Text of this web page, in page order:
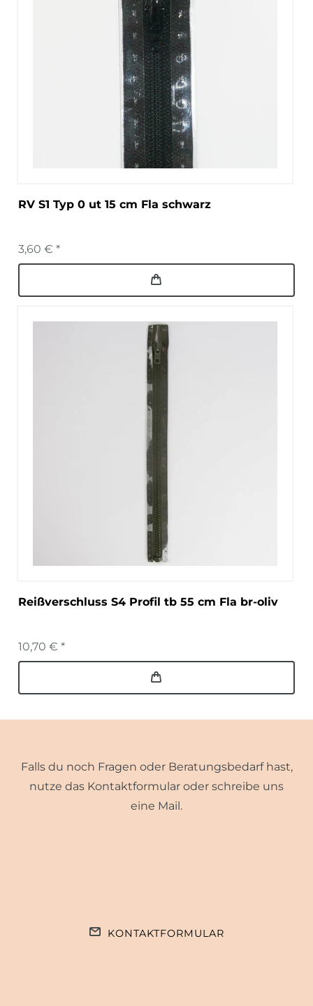
RV S1 Typ 0 ut 15 cm Fla schwarz
3,60 € *
Reißverschluss S4 Profil tb 55 cm Fla br-oliv
10,70 € *
Falls du noch Fragen oder Beratungsbedarf hast,
nutze das Kontaktformular oder schreibe uns
eine Mail.
KONTAKTFORMULAR